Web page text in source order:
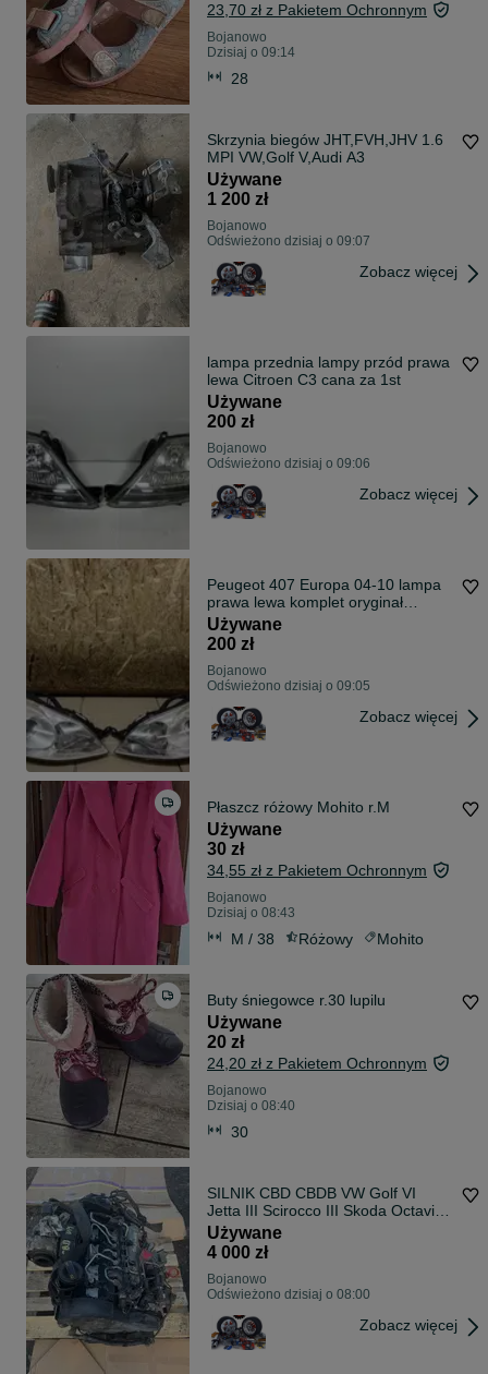
23,70 zł z Pakietem Ochronnym
Bojanowo
Dzisiaj o 09:14
28
Skrzynia biegów JHT,FVH,JHV 1.6
MPI VW,Golf V,Audi A3
Używane
1 200 zł
Bojanowo
Odświeżono dzisiaj o 09:07
Zobacz więcej
lampa przednia lampy przód prawa
lewa Citroen C3 cana za 1st
Używane
200 zł
Bojanowo
Odświeżono dzisiaj o 09:06
Zobacz więcej
Peugeot 407 Europa 04-10 lampa
prawa lewa komplet oryginał
wysyłka
Używane
200 zł
Bojanowo
Odświeżono dzisiaj o 09:05
Zobacz więcej
Płaszcz różowy Mohito r.M
Używane
30 zł
34,55 zł z Pakietem Ochronnym
Bojanowo
Dzisiaj o 08:43
M / 38 Różowy Mohito
Buty śniegowce r.30 lupilu
Używane
20 zł
24,20 zł z Pakietem Ochronnym
Bojanowo
Dzisiaj o 08:40
30
SILNIK CBD CBDB VW Golf VI
Jetta III Scirocco III Skoda Octavia
2.0 TDI 140KM
Używane
4 000 zł
Bojanowo
Odświeżono dzisiaj o 08:00
Zobacz więcej